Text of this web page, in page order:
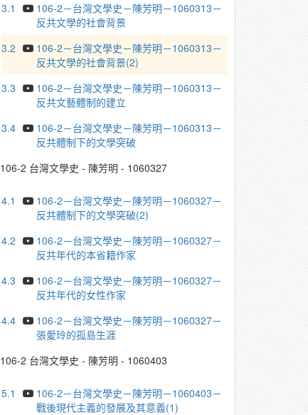
3.1
106-2－台灣文學史－陳芳明－1060313－
反共文學的社會背景
3.2
106-2－台灣文學史－陳芳明－1060313－
反共文學的社會背景(2)
3.3
106-2－台灣文學史－陳芳明－1060313－
反共文藝體制的建立
3.4
106-2－台灣文學史－陳芳明－1060313－
反共體制下的文學突破
106-2 台灣文學史 - 陳芳明 - 1060327
4.1
106-2－台灣文學史－陳芳明－1060327－
反共體制下的文學突破(2)
4.2
106-2－台灣文學史－陳芳明－1060327－
反共年代的本省籍作家
4.3
106-2－台灣文學史－陳芳明－1060327－
反共年代的女性作家
4.4
106-2－台灣文學史－陳芳明－1060327－
張愛玲的孤島生涯
106-2 台灣文學史 - 陳芳明 - 1060403
5.1
106-2－台灣文學史－陳芳明－1060403－
戰後現代主義的發展及其意義(1)